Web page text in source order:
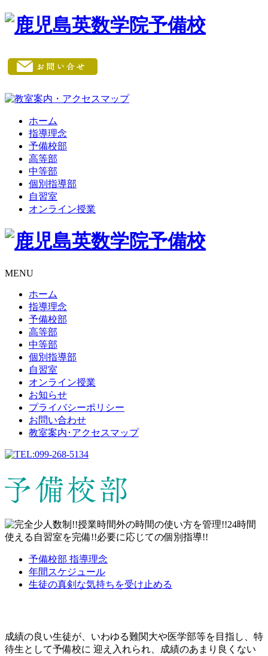
ホーム
指導理念
予備校部
高等部
中等部
個別指導部
自習室
オンライン授業
MENU
ホーム
指導理念
予備校部
高等部
中等部
個別指導部
自習室
オンライン授業
お知らせ
プライバシーポリシー
お問い合わせ
教室案内･アクセスマップ
予備校部 指導理念
年間スケジュール
生徒の真剣な気持ちを受け止める
成績の良い生徒が、いわゆる難関大や医学部等を目指し、特
待生として予備校に 迎え入れられ、成績のあまり良くない